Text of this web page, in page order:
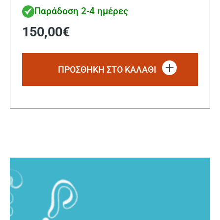
Παράδοση 2-4 ημέρες
150,00€
ΠΡΟΣΘΗΚΗ ΣΤΟ ΚΑΛΑΘΙ